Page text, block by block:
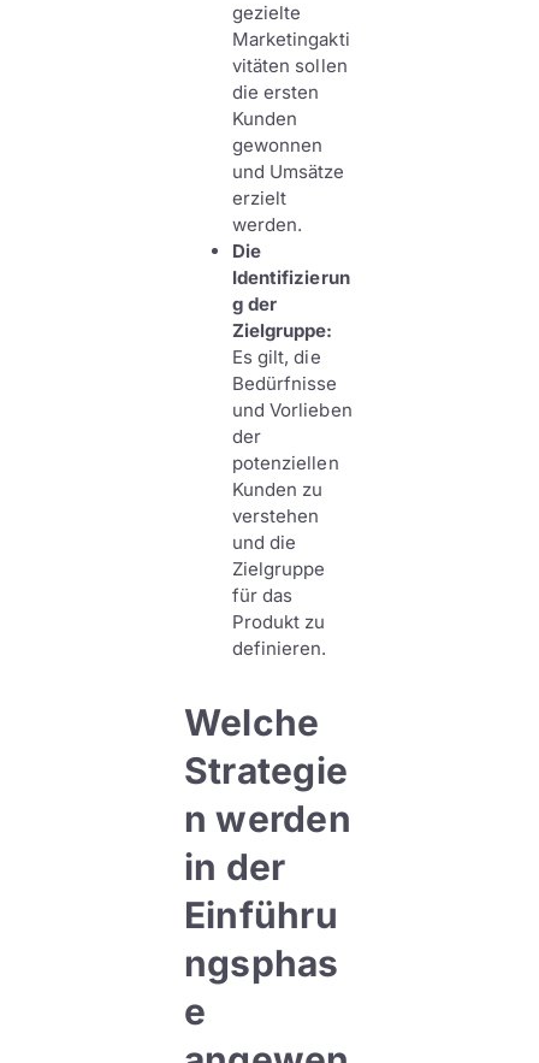
gezielte
Marketingakti
vitäten sollen
die ersten
Kunden
gewonnen
und Umsätze
erzielt
werden.
Die
Identifizierun
g der
Zielgruppe:
Es gilt, die
Bedürfnisse
und Vorlieben
der
potenziellen
Kunden zu
verstehen
und die
Zielgruppe
für das
Produkt zu
definieren.
Welche
Strategie
n werden
in der
Einführu
ngsphas
e